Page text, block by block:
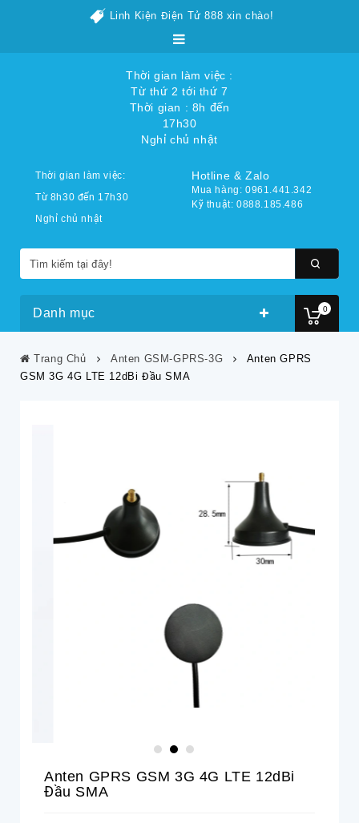
Linh Kiện Điện Tử 888 xin chào!
Thời gian làm việc :
Từ thứ 2 tới thứ 7
Thời gian : 8h đến
17h30
Nghỉ chủ nhật
0
Thời gian làm việc:
Từ 8h30 đến 17h30
Nghỉ chủ nhật
Hotline & Zalo
Mua hàng: 0961.441.342
Kỹ thuật: 0888.185.486
Danh mục
Trang Chủ Anten GSM-GPRS-3G
Anten GPRS
GSM 3G 4G LTE 12dBi Đầu SMA
Anten GPRS GSM 3G 4G LTE 12dBi
Đầu SMA